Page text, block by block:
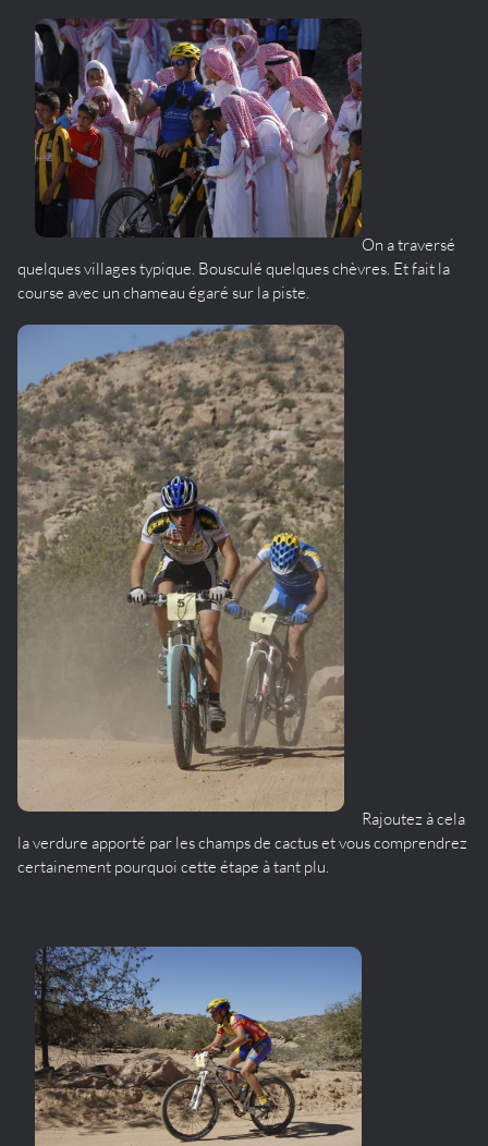
On a traversé
quelques villages typique. Bousculé quelques chèvres. Et fait la
course avec un chameau égaré sur la piste.
Rajoutez à cela
la verdure apporté par les champs de cactus et vous comprendrez
certainement pourquoi cette étape à tant plu.